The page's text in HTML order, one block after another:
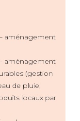
aménagement
aménagement
(gestion
de pluie,
locaux par